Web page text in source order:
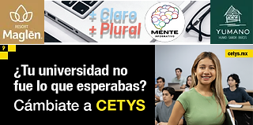
+ Claro
+ Plural